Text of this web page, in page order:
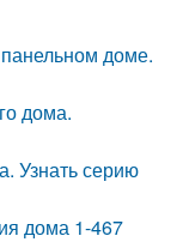
доме.
дома.
Узнать серию
дома 1-467